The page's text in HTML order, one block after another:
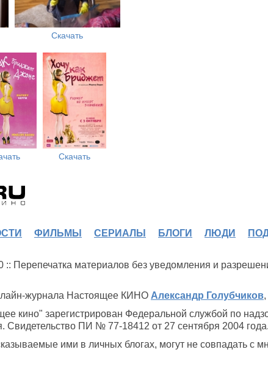
Скачать
Скачать
ФИЛЬМЫ СЕРИАЛЫ БЛОГИ ЛЮДИ
:: Перепечатка материалов без уведомления и
журнала Настоящее КИНО Александр Голубчиков
кино" зарегистрирован Федеральной службой по
Свидетельство ПИ № 77-18412 от 27 сентября 2004 года.
ими в личных блогах, могут не совпадать с